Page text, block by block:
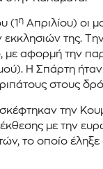
(1 η Απριλίου) οι
εκκλησιών της.
αφορμή την
Η Σπάρτη
στους
την
με την
το οποίο